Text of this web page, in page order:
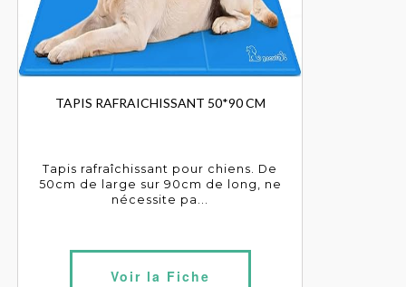
TAPIS RAFRAICHISSANT 50*90 CM
Tapis rafraîchissant pour chiens. De
50cm de large sur 90cm de long, ne
nécessite pa...
Voir la Fiche